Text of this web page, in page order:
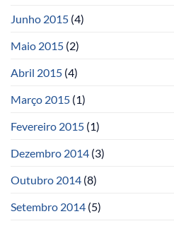
Junho 2015 (4)
Maio 2015 (2)
Abril 2015 (4)
Março 2015 (1)
Fevereiro 2015 (1)
Dezembro 2014 (3)
Outubro 2014 (8)
Setembro 2014 (5)